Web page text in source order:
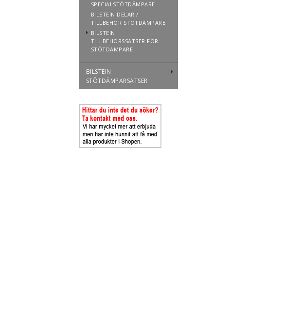
SPECIALSTÖTDÄMPARE
BILSTEIN DELAR /
TILLBEHÖR STÖTDÄMPARE
BILSTEIN
TILLBEHÖRSSATSER FÖR
STÖTDÄMPARE
BILSTEIN
STÖTDÄMPARSATSER